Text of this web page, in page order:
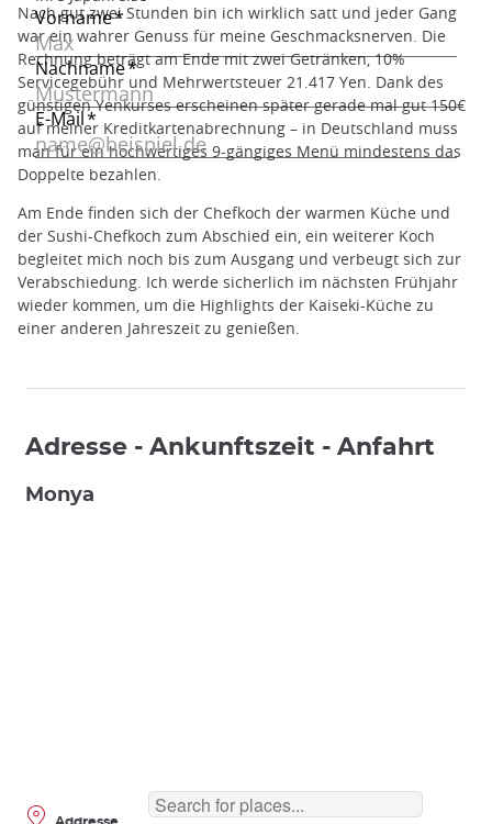
Nach gut zwei Stunden bin ich wirklich satt und jeder Gang
war ein wahrer Genuss für meine Geschmacksnerven. Die
Rechnung beträgt am Ende mit zwei Getränken, 10%
Servicegebühr und Mehrwertsteuer 21.417 Yen. Dank des
günstigen Yenkurses erscheinen später gerade mal gut 150€
auf meiner Kreditkartenabrechnung – in Deutschland muss
man für ein hochwertiges 9-gängiges Menü mindestens das
Doppelte bezahlen.
Am Ende finden sich der Chefkoch der warmen Küche und
der Sushi-Chefkoch zum Abschied ein, ein weiterer Koch
begleitet mich noch bis zum Ausgang und verbeugt sich zur
Verabschiedung. Ich werde sicherlich im nächsten Frühjahr
wieder kommen, um die Highlights der Kaiseki-Küche zu
einer anderen Jahreszeit zu genießen.
Adresse - Ankunftszeit - Anfahrt
Monya